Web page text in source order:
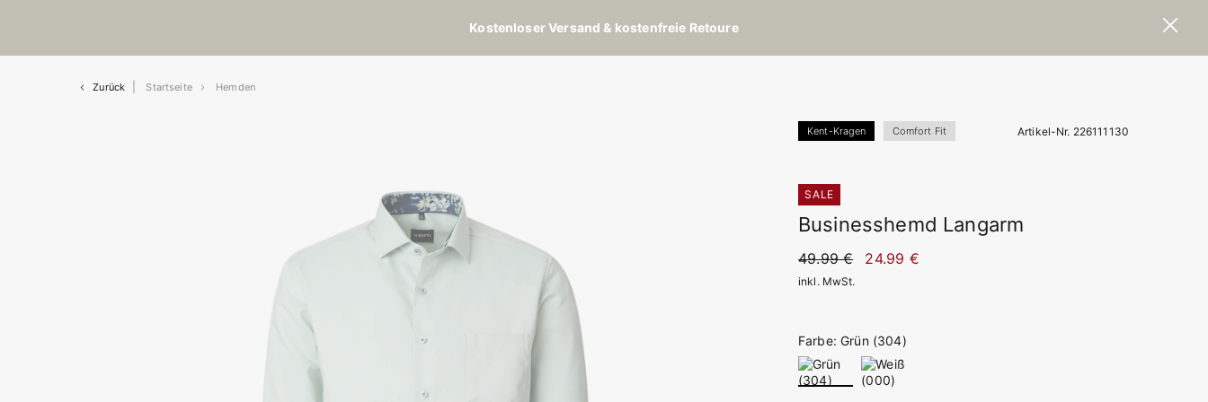
Kostenloser Versand & kostenfreie Retoure
Zurück Startseite Hemden
Kent-Kragen Comfort Fit Artikel-Nr. 226111130
SALE
Businesshemd Langarm
49.99 € 24.99 €
inkl. MwSt.
Farbe: Grün (304)